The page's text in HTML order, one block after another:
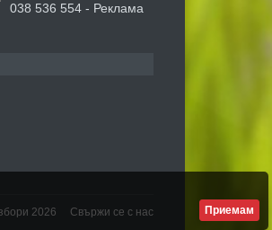
038 536 554 - Реклама
2026 Свържи се с нас Приемам